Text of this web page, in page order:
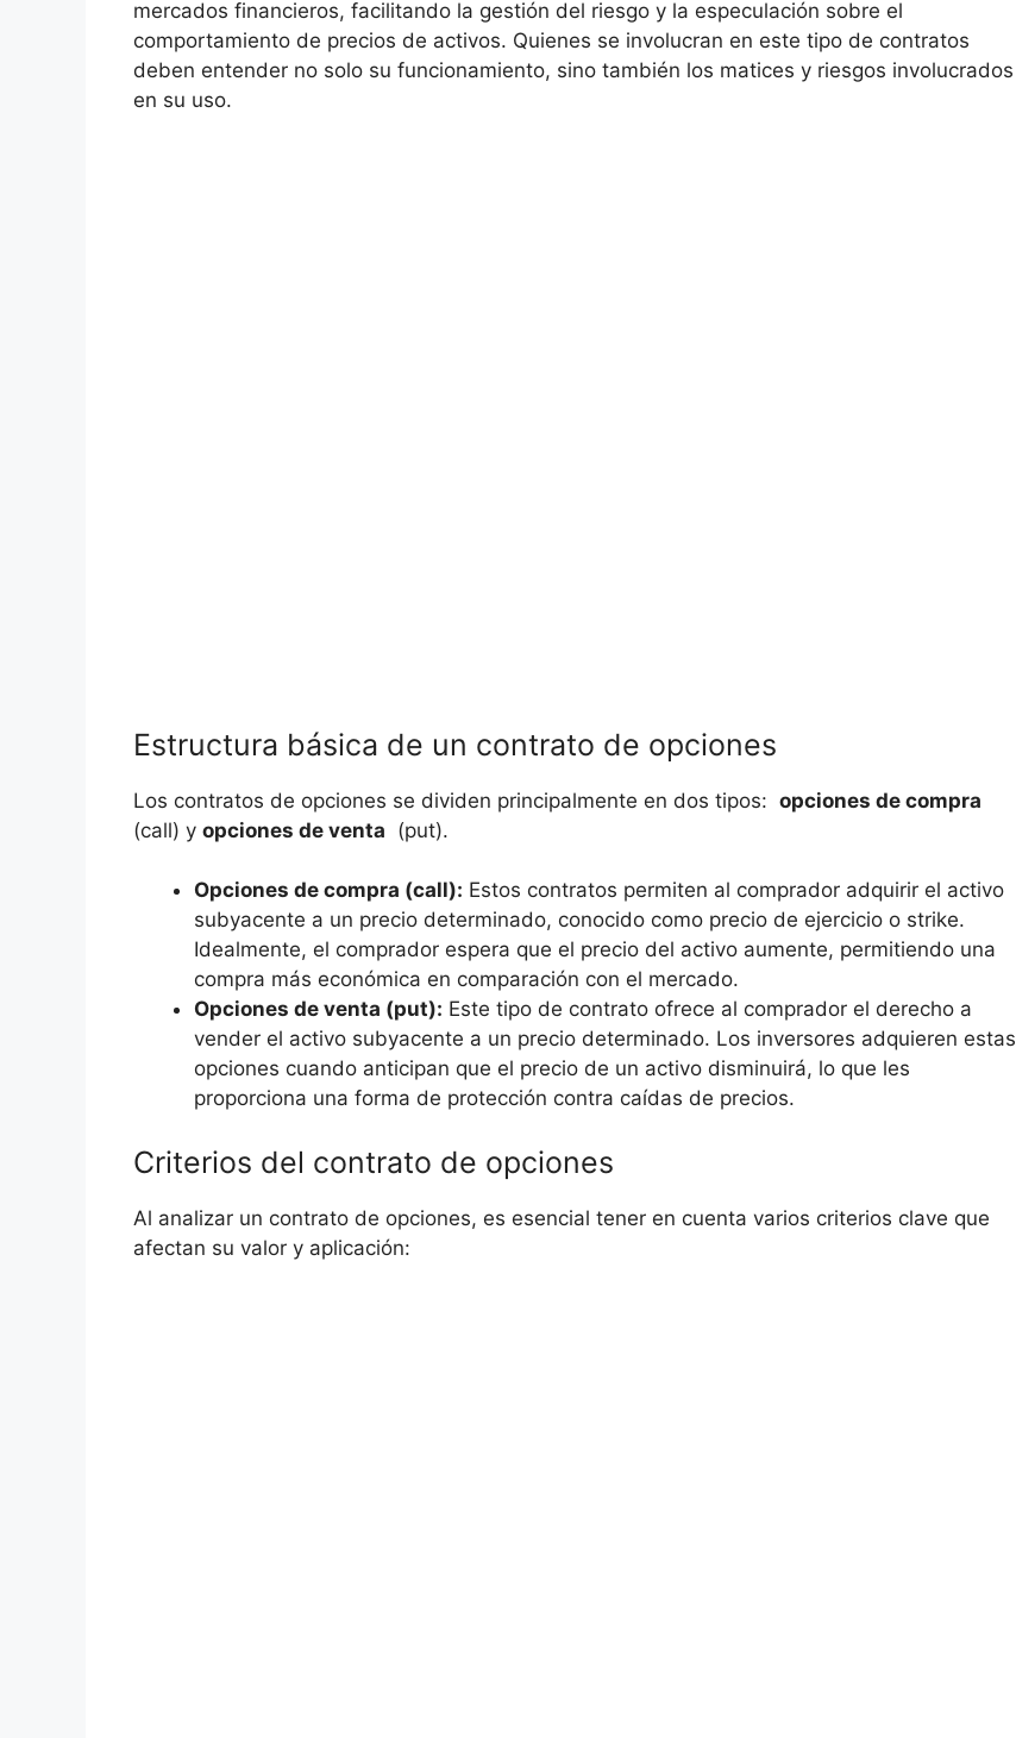
mercados‌ financieros, facilitando la gestión ⁤del riesgo y la​ especulación sobre el
⁤comportamiento de precios de activos. Quienes se ⁢involucran en este tipo de ​contratos
‌deben entender no solo su funcionamiento, sino también los matices y riesgos involucrados
en su uso.
Estructura básica ‌de un contrato de opciones
Los contratos de opciones se dividen principalmente⁢ en dos tipos: ​ opciones de compra
(call) y opciones de venta ​ (put).
Opciones de ⁣compra (call): Estos ‍contratos permiten ‌al comprador ​adquirir el activo
subyacente ‌a ⁢un precio determinado, conocido⁣ como precio de ejercicio o strike.
Idealmente, el comprador ‍espera que el⁤ precio del activo aumente, permitiendo una
compra más económica en comparación con el mercado.
Opciones de venta (put): Este tipo de contrato ofrece al​ comprador el ‍derecho a
⁢vender el activo subyacente a un precio determinado. Los ‍inversores‌ adquieren estas
opciones cuando anticipan que⁤ el⁣ precio de un‌ activo disminuirá, lo⁢ que les
proporciona una‍ forma de protección contra caídas de precios.
Criterios del contrato de opciones
Al analizar un contrato de opciones,⁣ es esencial tener ⁢en cuenta varios criterios clave que
afectan su valor y aplicación: